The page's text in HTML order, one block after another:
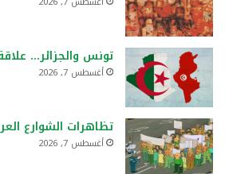
تونس والجزائر…
أغسطس 7, 2026
تظاهرات الشوارع
أغسطس 7, 2026